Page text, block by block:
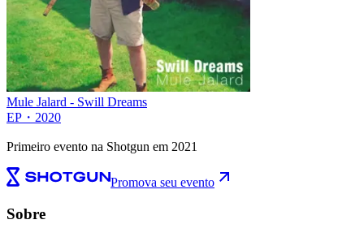
Mule Jalard - Swill Dreams
EP ・ 2020
Primeiro evento na Shotgun em 2021
Promova seu evento
Sobre